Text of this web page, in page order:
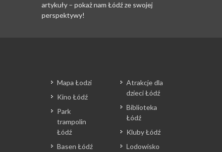
artykuły – pokaż nam Łódź ze swojej
perspektywy!
Mapa Łodzi
Kino Łódź
Park
trampolin
Łódź
Basen Łódź
Atrakcje dla
dzieci Łódź
Biblioteka
Łódź
Kluby Łódź
Lodowisko